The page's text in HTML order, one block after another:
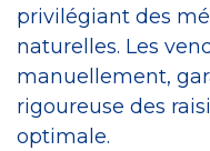
privilégiant des
naturelles. Les
manuellement,
rigoureuse des
optimale.